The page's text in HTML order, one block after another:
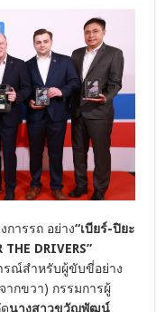
การรถ อย่าง“เบียร์-ปิยะ
THE DRIVERS”
รณ์สำหรับผู้ขับขี่อย่าง
ากขวา) กรรมการผู้
นางสาวขวัญพัฒน์